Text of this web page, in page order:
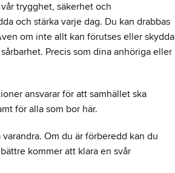
trygghet, säkerhet och
och stärka varje dag. Du kan drabbas
om inte allt kan förutses eller skydda
Precis som dina anhöriga eller
ansvarar för att samhället ska
för alla som bor här.
Om du är förberedd kan du
kommer att klara en svår